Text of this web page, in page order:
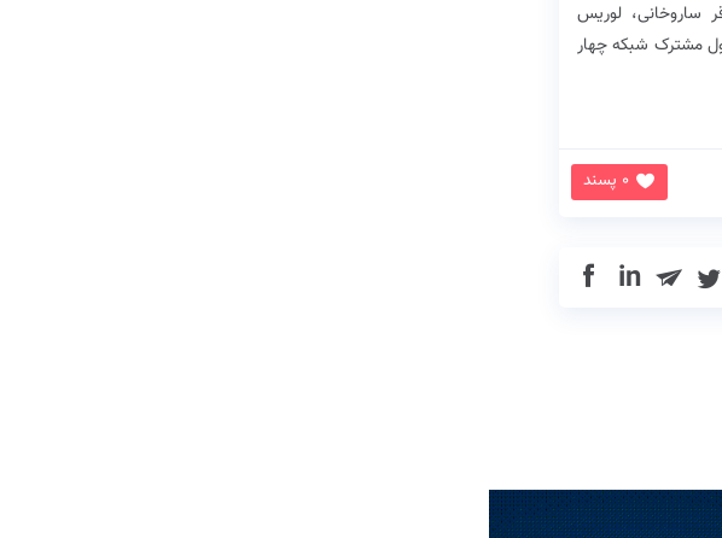
ساروخانی، لوریس
مشترک شبکه چهار
0 پسند
in